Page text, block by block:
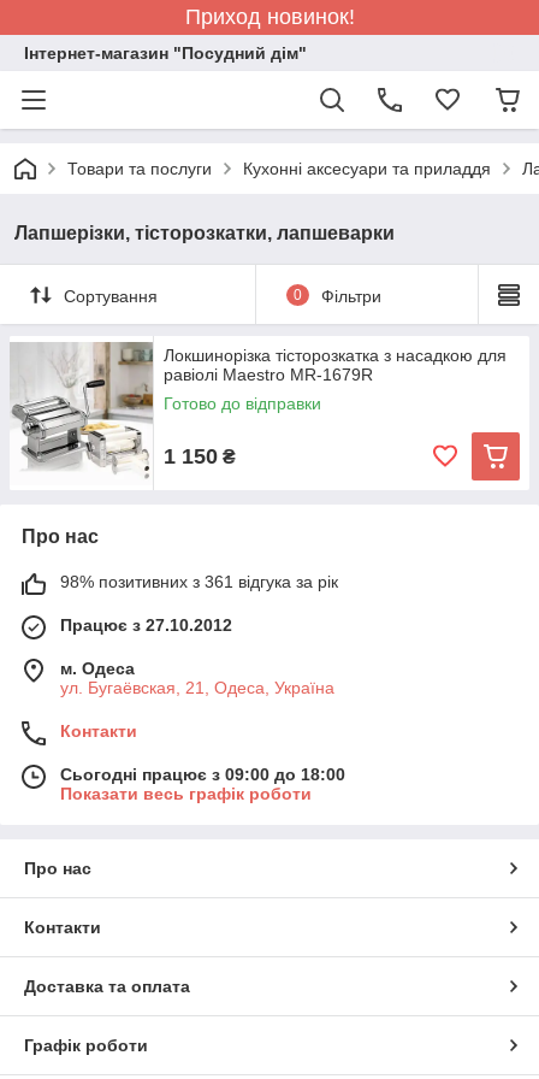
Приход новинок!
Інтернет-магазин "Посудний дім"
Товари та послуги Кухонні аксесуари та приладдя
Лапшерізки, тісторозкатки, лапшеварки
Сортування 0 Фільтри
Локшинорізка тісторозкатка з насадкою для
равіолі Maestro MR-1679R
Готово до відправки
1 150 ₴
Про нас
98% позитивних з 361 відгука за рік
Працює з 27.10.2012
м. Одеса
ул. Бугаёвская, 21, Одеса, Україна
Контакти
Сьогодні працює з 09:00 до 18:00
Показати весь графік роботи
Про нас
Контакти
Доставка та оплата
Графік роботи